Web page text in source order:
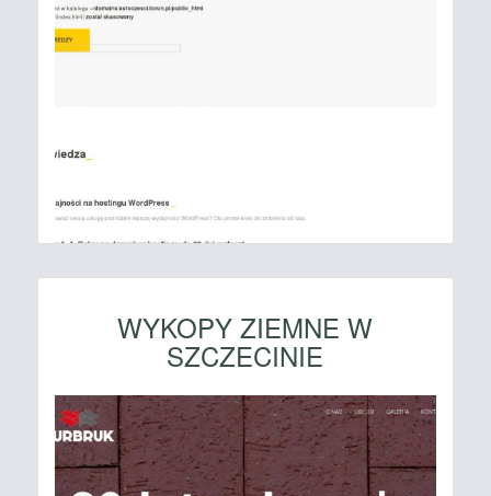
WYKOPY ZIEMNE W
SZCZECINIE